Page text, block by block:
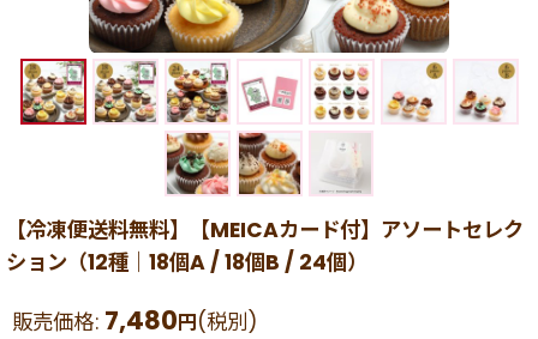
【冷凍便送料無料】【MEICAカード付】アソートセレク
ション（12種｜18個A / 18個B / 24個）
販売価格: 7,480円(税別)